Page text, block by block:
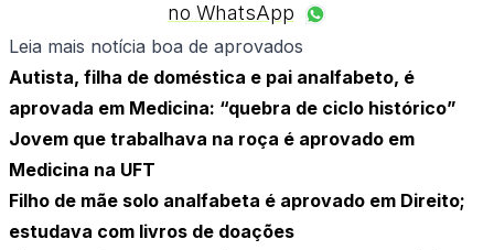
no WhatsApp
Leia mais notícia boa de aprovados
Autista, filha de doméstica e pai analfabeto, é
aprovada em Medicina: “quebra de ciclo histórico”
Jovem que trabalhava na roça é aprovado em
Medicina na UFT
Filho de mãe solo analfabeta é aprovado em Direito;
estudava com livros de doações